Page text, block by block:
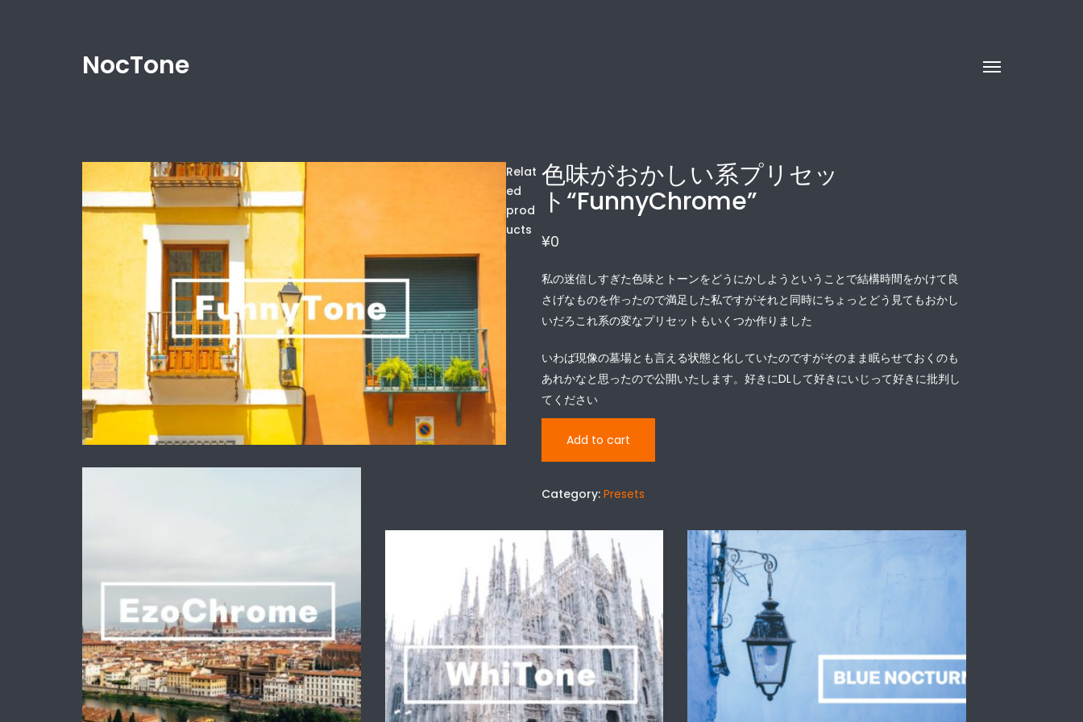
NocTone
色味がおかしい系プリセッ
ト“FunnyChrome”
¥0
私の迷信しすぎた色味とトーンをどうにかしようということで結構時間をかけて良
さげなものを作ったので満足した私ですがそれと同時にちょっとどう見てもおかし
いだろこれ系の変なプリセットもいくつか作りました
いわば現像の墓場とも言える状態と化していたのですがそのまま眠らせておくのも
あれかなと思ったので公開いたします。好きにDLして好きにいじって好きに批判し
てください
Add to cart
Category:Presets
Relat
ed
prod
ucts